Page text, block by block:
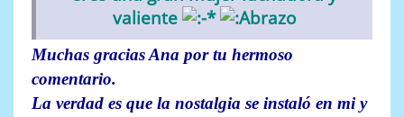
valiente
Muchas gracias Ana por tu hermoso
comentario.
La verdad es que la nostalgia se instaló en mi y